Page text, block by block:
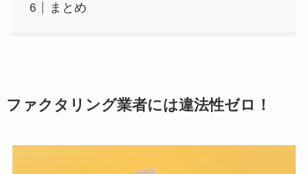
まとめ
ファクタリング業者には違法性ゼロ！